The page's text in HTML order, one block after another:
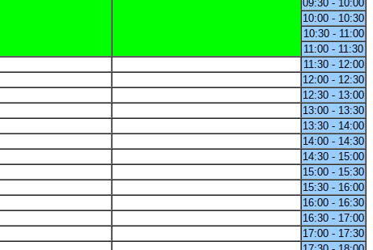
09:30 - 10:00
10:00 - 10:30
10:30 - 11:00
11:00 - 11:30
11:30 - 12:00
12:00 - 12:30
12:30 - 13:00
13:00 - 13:30
13:30 - 14:00
14:00 - 14:30
14:30 - 15:00
15:00 - 15:30
15:30 - 16:00
16:00 - 16:30
16:30 - 17:00
17:00 - 17:30